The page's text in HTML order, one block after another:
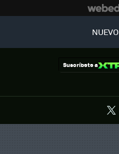
NUEVO
Suscríbete a